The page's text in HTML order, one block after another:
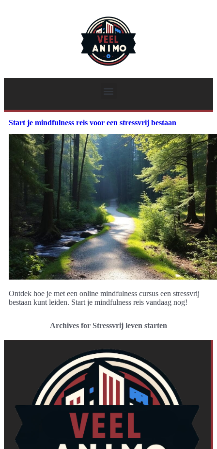
Start je mindfulness reis voor een stressvrij bestaan
Ontdek hoe je met een online mindfulness cursus een stressvrij
bestaan kunt leiden. Start je mindfulness reis vandaag nog!
Archives for Stressvrij leven starten